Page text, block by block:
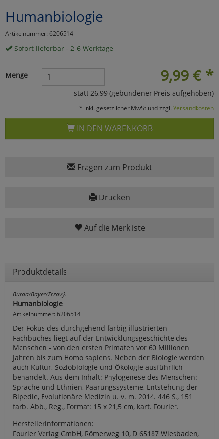
Humanbiologie
Artikelnummer: 6206514
Sofort lieferbar - 2-6 Werktage
9,99 € *
Menge
statt 26,99 (gebundener Preis aufgehoben)
* inkl. gesetzlicher MwSt und zzgl. Versandkosten
IN DEN WARENKORB
Fragen zum Produkt
Drucken
Auf die Merkliste
Produktdetails
Burda/Bayer/Zrzavý:
Humanbiologie
Artikelnummer: 6206514
Der Fokus des durchgehend farbig illustrierten
Fachbuches liegt auf der Entwicklungsgeschichte des
Menschen - von den ersten Primaten vor 60 Millionen
Jahren bis zum Homo sapiens. Neben der Biologie werden
auch Kultur, Soziobiologie und Ökologie ausführlich
behandelt. Aus dem Inhalt: Phylogenese des Menschen:
Sprache und Ethnien, Paarungssysteme, Entstehung der
Bipedie, Evolutionäre Medizin u. v. m. 2014. 446 S., 151
farb. Abb., Reg., Format: 15 x 21,5 cm, kart. Fourier.
Herstellerinformationen:
Fourier Verlag GmbH, Römerweg 10, D 65187 Wiesbaden,
Marketing
Umfragetools
Cookies
Einstellungen speichern
zurückzu Haupptseite